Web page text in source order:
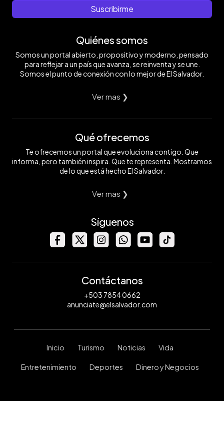
Suscribirme
Quiénes somos
Somos un portal abierto, propositivo y moderno, pensado
para reflejar a un país que avanza, se reinventa y se une.
Somos el punto de conexión con lo mejor de El Salvador.
Ver mas ❯
Qué ofrecemos
Te ofrecemos un portal que evoluciona contigo. Que
informa, pero también inspira. Que te representa. Mostramos
de lo que está hecho El Salvador.
Ver mas ❯
Síguenos
Contáctanos
+503 7854 0662
anunciate@elsalvador.com
Inicio Turismo Noticias Vida
Entretenimiento Deportes Dinero y Negocios